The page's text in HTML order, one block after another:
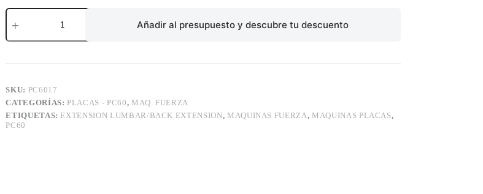
EXTENSION
LUMBAR/BACK
cantidad
Añadir al presupuesto y descubre tu descuento
SKU: PC6017
CATEGORÍAS: PLACAS - PC60, MAQ. FUERZA
ETIQUETAS: EXTENSION LUMBAR/BACK EXTENSION, MAQUINAS FUERZA, MAQUINAS PLACAS,
PC60